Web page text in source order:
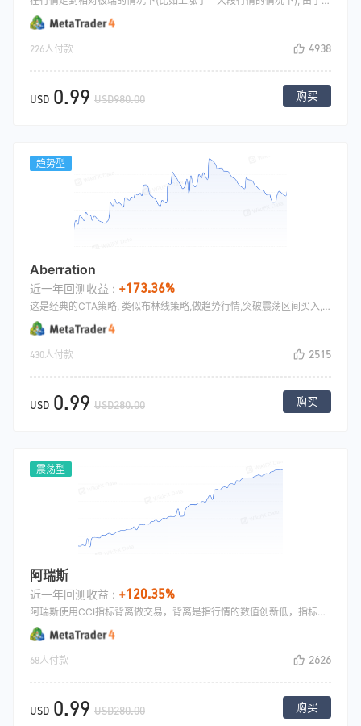
226人付款 4938
USD 0.99 USD980.00 购买
趋势型
Aberration
近一年回测收益 : +173.36%
这是经典的CTA策略, 类似布林线策略,做趋势行情,突破震荡区间买入,如果行情继续走就一直持有，直到做多跌破布林线中线，或者做空收盘涨过布林线中轨才会平仓.
430人付款 2515
USD 0.99 USD280.00 购买
震荡型
阿瑞斯
近一年回测收益 : +120.35%
阿瑞斯使用CCI指标背离做交易，背离是指行情的数值创新低，指标的数值不创新低为出现在底部的底背离,或者行情的数值创新高,指标的数值不创新高为出现在顶部的顶背离,这就是所谓的背离,背离形成,是预估行情已经到极端情况即将走要反向走的时候,当行情在底部背离的时候做多,行情在顶部背离的时候做空.
68人付款 2626
USD 0.99 USD280.00 购买